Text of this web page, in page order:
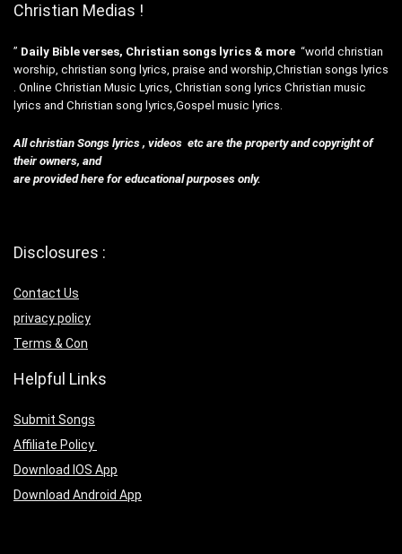
Christian Medias !
” Daily Bible verses, Christian songs lyrics & more “world christian
worship, christian song lyrics, praise and worship,Christian songs lyrics
. Online Christian Music Lyrics, Christian song lyrics Christian music
lyrics and Christian song lyrics,Gospel music lyrics.
All christian Songs lyrics , videos etc are the property and copyright of
their owners, and
are provided here for educational purposes only.
Disclosures :
Contact Us
privacy policy
Terms & Con
Helpful Links
Submit Songs
Affiliate Policy
Download IOS App
Download Android App